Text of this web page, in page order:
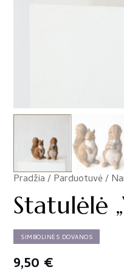
Pradžia/Parduotuvė//
Statulėlė
SIMBOLINĖS DOVANOS
9,50 €